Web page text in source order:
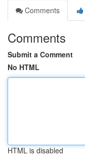
Comments
Comments
Submit a Comment
No HTML
HTML is disabled